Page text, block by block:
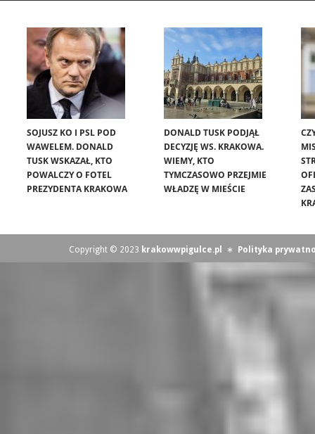
SOJUSZ KO I PSL POD
WAWELEM. DONALD
TUSK WSKAZAŁ, KTO
POWALCZY O FOTEL
PREZYDENTA KRAKOWA
DONALD TUSK PODJĄŁ
DECYZJĘ WS. KRAKOWA.
WIEMY, KTO
TYMCZASOWO PRZEJMIE
WŁADZĘ W MIEŚCIE
Copyright © 2023 krakowwpigulce.pl ∗ Polityka